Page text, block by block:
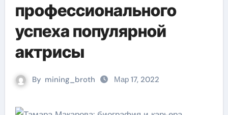
профессионального
успеха популярной
актрисы
By mining_broth Мар 17, 2022